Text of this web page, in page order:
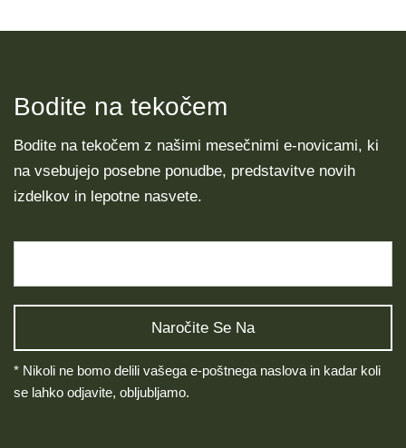
Bodite na tekočem
Bodite na tekočem z našimi mesečnimi e-novicami, ki
na vsebujejo posebne ponudbe, predstavitve novih
izdelkov in lepotne nasvete.
* Nikoli ne bomo delili vašega e-poštnega naslova in kadar koli
se lahko odjavite, obljubljamo.